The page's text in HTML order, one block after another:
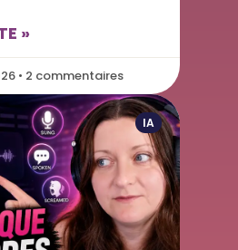
»
• 2 commentaires
IA